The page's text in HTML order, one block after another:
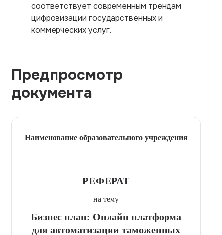
соответствует современным трендам
цифровизации государственных и
коммерческих услуг.
Предпросмотр
документа
Наименование образовательного учреждения
РЕФЕРАТ
на тему
Бизнес план: Онлайн платформа
для автоматизации таможенных